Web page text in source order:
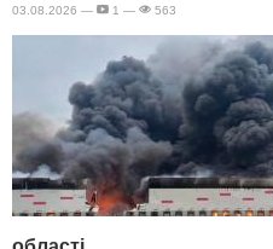
03.08.2026 — 1 — 563